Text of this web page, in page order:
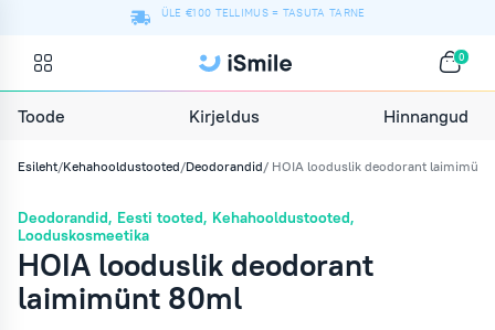
ÜLE €100 TELLIMUS = TASUTA TARNE
0
Toode Kirjeldus Hinnangud
Esileht/Kehahooldustooted/Deodorandid/ HOIA looduslik deodorant laimimünt
Deodorandid, Eesti tooted, Kehahooldustooted,
Looduskosmeetika
HOIA looduslik deodorant
laimimünt 80ml